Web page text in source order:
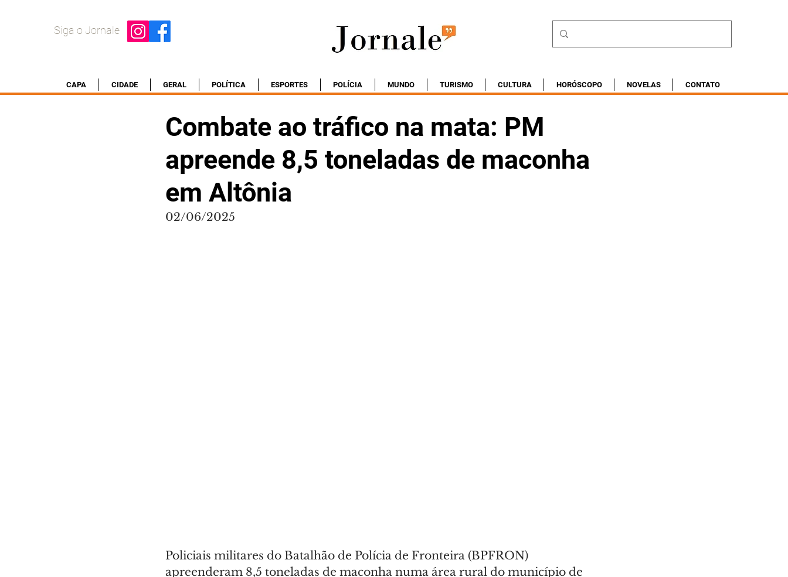
Siga o Jornale
CAPA CIDADE GERAL POLÍTICA ESPORTES POLÍCIA MUNDO TURISMO CULTURA HORÓSCOPO NOVELAS CONTATO
Combate ao tráfico na mata: PM
apreende 8,5 toneladas de maconha
em Altônia
02/06/2025
Policiais militares do Batalhão de Polícia de Fronteira (BPFRON)
apreenderam 8,5 toneladas de maconha numa área rural do município de